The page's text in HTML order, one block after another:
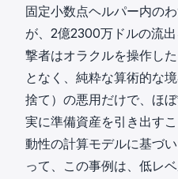
固定小数点ヘルパー内の
が、2億2300万ドルの流
撃者はオラクルを操作し
となく、純粋な算術的な
捨て）の悪用だけで、ほ
実に準備資産を引き出す
動性の計算モデルに基づ
って、この事例は、低レ